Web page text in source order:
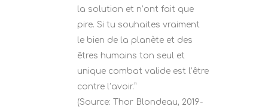
la solution et n’ont fait que
pire. Si tu souhaites vraiment
le bien de la planète et des
êtres humains ton seul et
unique combat valide est l’être
contre l’avoir.”
(Source: Thor Blondeau, 2019-